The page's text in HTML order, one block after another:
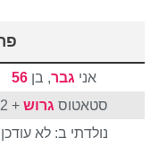
אני גבר, בן 56
סטאטוס גרוש + 2
נולדתי ב: לא עודכן